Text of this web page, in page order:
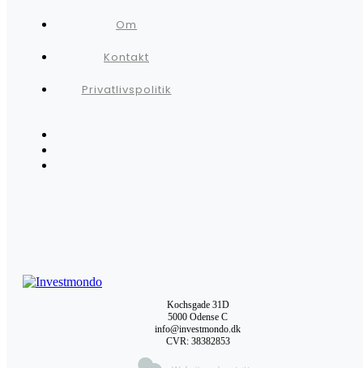
Om
Kontakt
Privatlivspolitik
Kochsgade 31D
5000 Odense C
info@investmondo.dk
CVR: 38382853